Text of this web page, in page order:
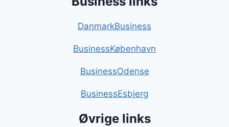
DanmarkBusiness
BusinessKøbenhavn
BusinessOdense
BusinessEsbjerg
Øvrige links